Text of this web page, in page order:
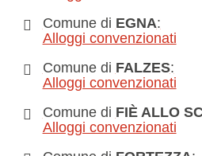
Comune di EGNA:
Alloggi convenzionati
Comune di FALZES:
Alloggi convenzionati
Comune di FIÈ ALLO
Alloggi convenzionati